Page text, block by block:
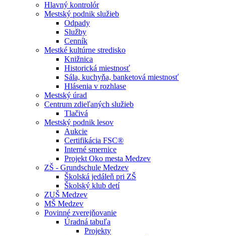
Hlavný kontrolór
Mestský podnik služieb
Odpady
Služby
Cenník
Mestké kultúrne stredisko
Knižnica
Historická miestnosť
Sála, kuchyňa, banketová miestnosť
Hlásenia v rozhlase
Mestský úrad
Centrum zdieľaných služieb
Tlačivá
Mestský podnik lesov
Aukcie
Certifikácia FSC®
Interné smernice
Projekt Oko mesta Medzev
ZŠ - Grundschule Medzev
Školská jedáleň pri ZŠ
Školský klub detí
ZUŠ Medzev
MŠ Medzev
Povinné zverejňovanie
Úradná tabuľa
Projekty